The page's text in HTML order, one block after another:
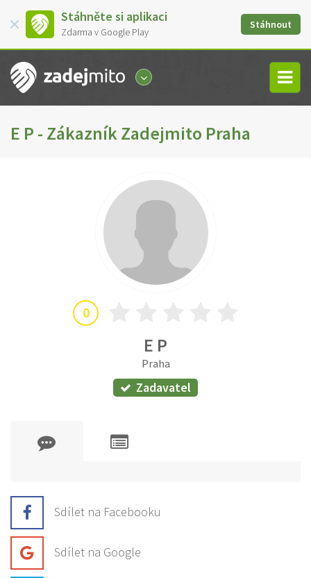
Stáhněte si aplikaci
Zdarma v Google Play
Stáhnout
E P - Zákazník Zadejmito Praha
0
E P
Praha
Zadavatel
Sdílet na Facebooku
Sdílet na Google